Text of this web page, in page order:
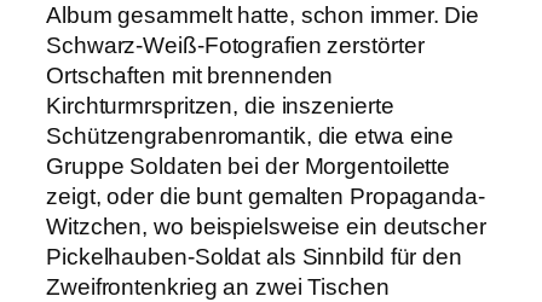
Album gesammelt hatte, schon immer. Die
Schwarz-Weiß-Fotografien zerstörter
Ortschaften mit brennenden
Kirchturmrspritzen, die inszenierte
Schützengrabenromantik, die etwa eine
Gruppe Soldaten bei der Morgentoilette
zeigt, oder die bunt gemalten Propaganda-
Witzchen, wo beispielsweise ein deutscher
Pickelhauben-Soldat als Sinnbild für den
Zweifrontenkrieg an zwei Tischen